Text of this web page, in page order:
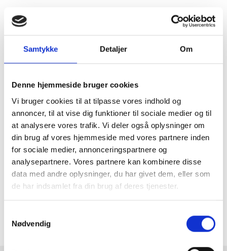
Samtykke Detaljer Om
Denne hjemmeside bruger cookies
Vi bruger cookies til at tilpasse vores indhold og
annoncer, til at vise dig funktioner til sociale medier og til
at analysere vores trafik. Vi deler også oplysninger om
din brug af vores hjemmeside med vores partnere inden
for sociale medier, annonceringspartnere og
analysepartnere. Vores partnere kan kombinere disse
data med andre oplysninger, du har givet dem, eller som
de har indsamlet fra din brug af deres tjenester.
Nødvendig
De sarte, fine farver er perfekt til at få lidt farve/liv i
rummet - om det er til et børneværelse, soveværelse
eller til stuen, så giver det lidt farve på væggen.
plakater der passer tilher.
Har du brug for en anden størrelse eller farve? Vi laver
også de lyserøde rammer i specialmål, så du kan få lige
den størrelse, du mangler, men du kan også finde den
fine, smalle ramme i lyseblåher.
Har du brug for en anden størrelse, så find den lyserøde
ANMELDELSER